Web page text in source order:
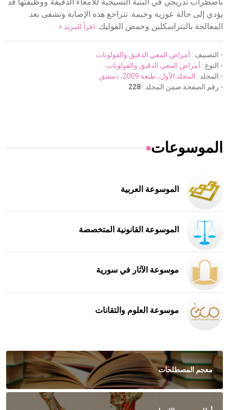
يؤدي إلى حالة عوزية وخيمة. تتراجع هذه الإصابة وتشفى بعد
المعالجة بالتتراسكلين وحمض الفوليك. اقرأ المزيد »
- التصنيف : أمراض المعي الدقيق والقولونات
- النوع : أمراض المعي الدقيق والقولونات
- المجلد : المجلد الأول، طبعة 2009، دمشق
- رقم الصفحة ضمن المجلد : 228
الموسوعات
الموسوعة العربية
الموسوعة القانونية المتخصصة
موسوعة الآثار في سورية
موسوعة العلوم والتقانات
معجم المصطلحات